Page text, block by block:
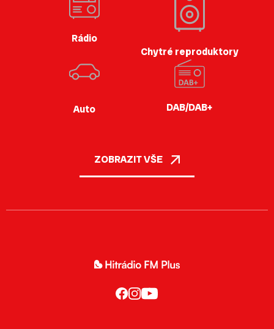
Rádio
Chytré reproduktory
Auto DAB/DAB+
ZOBRAZIT VŠE